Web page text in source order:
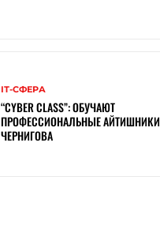
ІТ-СФЕРА
“CYBER ​​CLASS”: ОБУЧАЮТ
ПРОФЕССИОНАЛЬНЫЕ АЙТИШНИКИ
ЧЕРНИГОВА